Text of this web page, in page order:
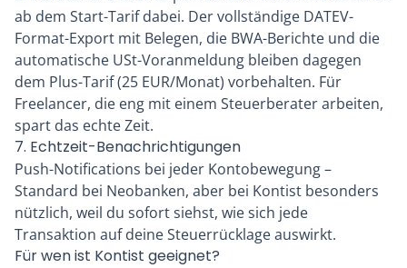
ab dem Start-Tarif dabei. Der vollständige DATEV-
Format-Export mit Belegen, die BWA-Berichte und die
automatische USt-Voranmeldung bleiben dagegen
dem Plus-Tarif (25 EUR/Monat) vorbehalten. Für
Freelancer, die eng mit einem Steuerberater arbeiten,
spart das echte Zeit.
7. Echtzeit-Benachrichtigungen
Push-Notifications bei jeder Kontobewegung –
Standard bei Neobanken, aber bei Kontist besonders
nützlich, weil du sofort siehst, wie sich jede
Transaktion auf deine Steuerrücklage auswirkt.
Für wen ist Kontist geeignet?